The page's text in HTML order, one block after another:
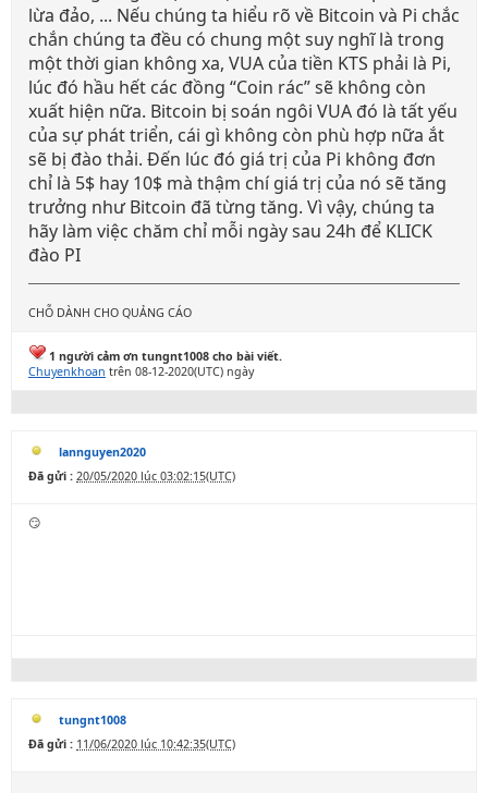
lừa đảo, ... Nếu chúng ta hiểu rõ về Bitcoin và Pi chắc
chắn chúng ta đều có chung một suy nghĩ là trong
một thời gian không xa, VUA của tiền KTS phải là Pi,
lúc đó hầu hết các đồng “Coin rác” sẽ không còn
xuất hiện nữa. Bitcoin bị soán ngôi VUA đó là tất yếu
của sự phát triển, cái gì không còn phù hợp nữa ắt
sẽ bị đào thải. Đến lúc đó giá trị của Pi không đơn
chỉ là 5$ hay 10$ mà thậm chí giá trị của nó sẽ tăng
trưởng như Bitcoin đã từng tăng. Vì vậy, chúng ta
hãy làm việc chăm chỉ mỗi ngày sau 24h để KLICK
đào PI
CHỖ DÀNH CHO QUẢNG CÁO
1 người cảm ơn tungnt1008 cho bài viết.
Chuyenkhoan trên 08-12-2020(UTC) ngày
lannguyen2020
Đã gửi : 20/05/2020 lúc 03:02:15(UTC)
😏
tungnt1008
Đã gửi : 11/06/2020 lúc 10:42:35(UTC)